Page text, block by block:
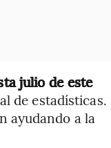
julio de este
de estadísticas.
ayudando a la